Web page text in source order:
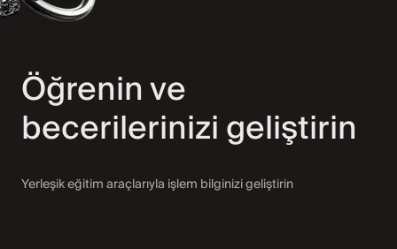
Öğrenin ve
becerilerinizi geliştirin
Yerleşik eğitim araçlarıyla işlem bilginizi geliştirin